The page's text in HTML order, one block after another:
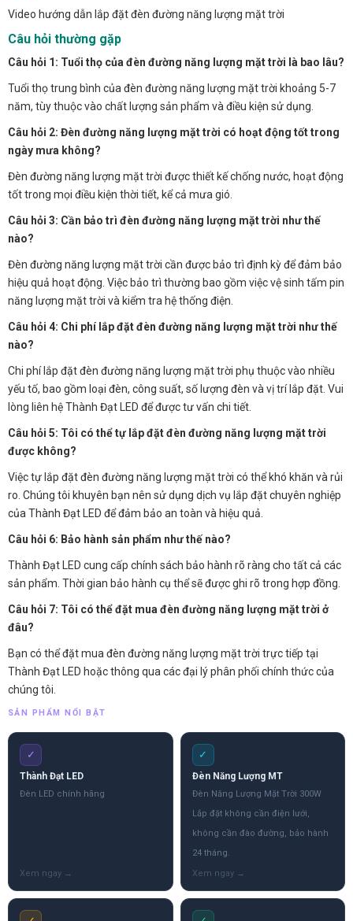
Video hướng dẫn lắp đặt đèn đường năng lượng mặt trời
Câu hỏi thường gặp
Câu hỏi 1: Tuổi thọ của đèn đường năng lượng mặt trời là bao lâu?
Tuổi thọ trung bình của đèn đường năng lượng mặt trời khoảng 5-7
năm, tùy thuộc vào chất lượng sản phẩm và điều kiện sử dụng.
Câu hỏi 2: Đèn đường năng lượng mặt trời có hoạt động tốt trong
ngày mưa không?
Đèn đường năng lượng mặt trời được thiết kế chống nước, hoạt động
tốt trong mọi điều kiện thời tiết, kể cả mưa gió.
Câu hỏi 3: Cần bảo trì đèn đường năng lượng mặt trời như thế
nào?
Đèn đường năng lượng mặt trời cần được bảo trì định kỳ để đảm bảo
hiệu quả hoạt động. Việc bảo trì thường bao gồm việc vệ sinh tấm pin
năng lượng mặt trời và kiểm tra hệ thống điện.
Câu hỏi 4: Chi phí lắp đặt đèn đường năng lượng mặt trời như thế
nào?
Chi phí lắp đặt đèn đường năng lượng mặt trời phụ thuộc vào nhiều
yếu tố, bao gồm loại đèn, công suất, số lượng đèn và vị trí lắp đặt. Vui
lòng liên hệ Thành Đạt LED để được tư vấn chi tiết.
Câu hỏi 5: Tôi có thể tự lắp đặt đèn đường năng lượng mặt trời
được không?
Việc tự lắp đặt đèn đường năng lượng mặt trời có thể khó khăn và rủi
ro. Chúng tôi khuyên bạn nên sử dụng dịch vụ lắp đặt chuyên nghiệp
của Thành Đạt LED để đảm bảo an toàn và hiệu quả.
Câu hỏi 6: Bảo hành sản phẩm như thế nào?
Thành Đạt LED cung cấp chính sách bảo hành rõ ràng cho tất cả các
sản phẩm. Thời gian bảo hành cụ thể sẽ được ghi rõ trong hợp đồng.
Câu hỏi 7: Tôi có thể đặt mua đèn đường năng lượng mặt trời ở
đâu?
Bạn có thể đặt mua đèn đường năng lượng mặt trời trực tiếp tại
Thành Đạt LED hoặc thông qua các đại lý phân phối chính thức của
chúng tôi.
SẢN PHẨM NỔI BẬT
✓
Thành Đạt LED
Đèn LED chính hãng
✓
Đèn Năng Lượng MT
Đèn Năng Lượng Mặt Trời 300W
Lắp đặt không cần điện lưới,
không cần đào đường, bảo hành
24 tháng.